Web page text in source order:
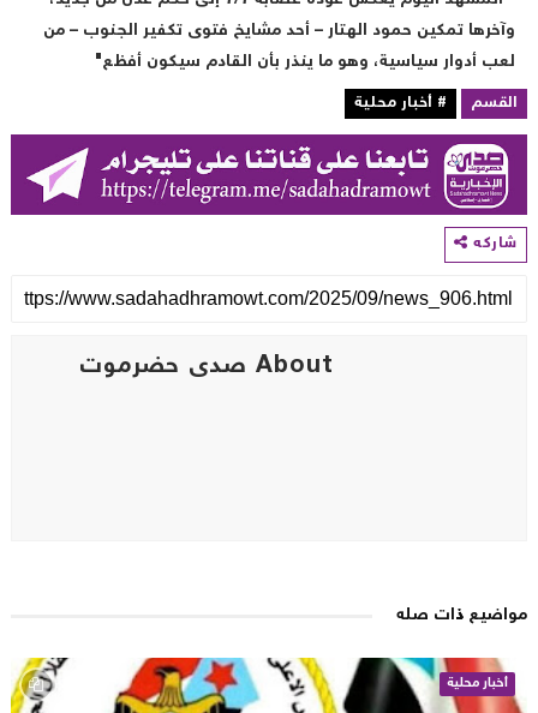
تمكين حمود الهتار – أحد مشايخ فتوى تكفير الجنوب – من
أدوار سياسية، وهو ما ينذر بأن القادم سيكون أفظع"
# أخبار محلية
About صدى حضرموت
ذات صله
أخبار محلية